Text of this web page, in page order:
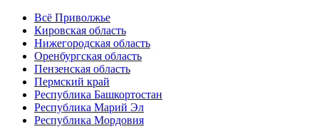
Всё Приволжье
Кировская область
Нижегородская область
Оренбургская область
Пензенская область
Пермский край
Республика Башкортостан
Республика Марий Эл
Республика Мордовия